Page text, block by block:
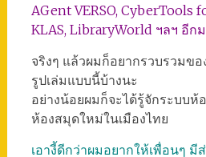
AGent VERSO, CyberTools
KLAS, LibraryWorld ฯลฯ อีก
จริงๆ แล้วผมก็อยากรวบรวมขอ
รูปเล่มแบบนี้บ้างนะ
อย่างน้อยผมก็จะได้รู้จักระบบห้
ห้องสมุดใหม่ในเมืองไทย
เอางี้ดีกว่าผมอยากให้เพื่อนๆ มี